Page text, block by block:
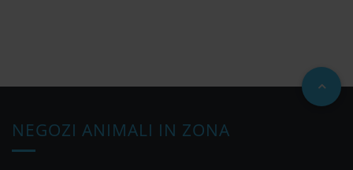
NEGOZI ANIMALI IN ZONA